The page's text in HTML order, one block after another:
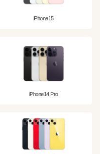
iPhone15
iPhone14 Pro